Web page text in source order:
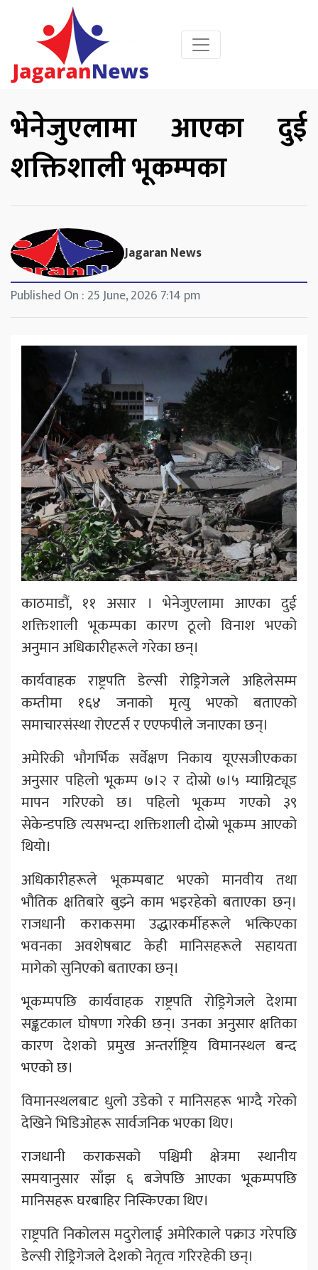
भेनेजुएलामा आएका दुई
शक्तिशाली भूकम्पका
Jagaran News
Published On : 25 June, 2026 7:14 pm
काठमाडौं, ११ असार । भेनेजुएलामा आएका दुई
शक्तिशाली भूकम्पका कारण ठूलो विनाश भएको
अनुमान अधिकारीहरूले गरेका छन्।
कार्यवाहक राष्ट्रपति डेल्सी रोड्रिगेजले अहिलेसम्म
कम्तीमा १६४ जनाको मृत्यु भएको बताएको
समाचारसंस्था रोएटर्स र एएफपीले जनाएका छन्।
अमेरिकी भौगर्भिक सर्वेक्षण निकाय यूएसजीएकका
अनुसार पहिलो भूकम्प ७।२ र दोस्रो ७।५ म्याग्निट्यूड
मापन गरिएको छ। पहिलो भूकम्प गएको ३९
सेकेन्डपछि त्यसभन्दा शक्तिशाली दोस्रो भूकम्प आएको
थियो।
अधिकारीहरूले भूकम्पबाट भएको मानवीय तथा
भौतिक क्षतिबारे बुझ्ने काम भइरहेको बताएका छन्।
राजधानी कराकसमा उद्धारकर्मीहरूले भत्किएका
भवनका अवशेषबाट केही मानिसहरूले सहायता
मागेको सुनिएको बताएका छन्।
भूकम्पपछि कार्यवाहक राष्ट्रपति रोड्रिगेजले देशमा
सङ्कटकाल घोषणा गरेकी छन्। उनका अनुसार क्षतिका
कारण देशको प्रमुख अन्तर्राष्ट्रिय विमानस्थल बन्द
भएको छ।
विमानस्थलबाट धुलो उडेको र मानिसहरू भाग्दै गरेको
देखिने भिडिओहरू सार्वजनिक भएका थिए।
राजधानी कराकसको पश्चिमी क्षेत्रमा स्थानीय
समयानुसार साँझ ६ बजेपछि आएका भूकम्पपछि
मानिसहरू घरबाहिर निस्किएका थिए।
राष्ट्रपति निकोलस मदुरोलाई अमेरिकाले पक्राउ गरेपछि
डेल्सी रोड्रिगेजले देशको नेतृत्व गरिरहेकी छन्।